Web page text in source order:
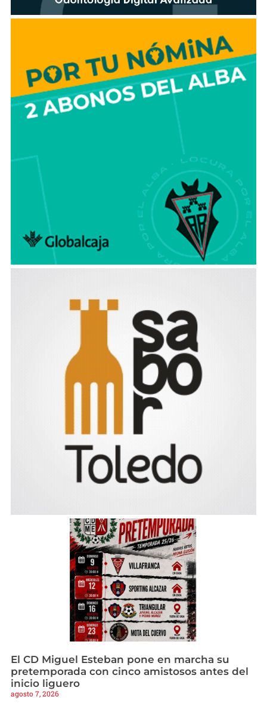
El CD Miguel Esteban pone en marcha su
pretemporada con cinco amistosos antes del
inicio liguero
agosto 7, 2026